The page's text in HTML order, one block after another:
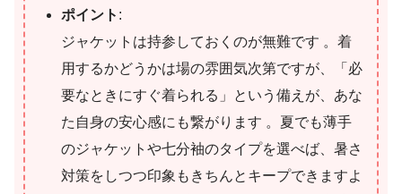
ポイント :
ジャケットは持参しておくのが無難です 。着
用するかどうかは場の雰囲気次第ですが、「必
要なときにすぐ着られる」という備えが、あな
た自身の安心感にも繋がります 。夏でも薄手
のジャケットや七分袖のタイプを選べば、暑さ
対策をしつつ印象もきちんとキープできますよ